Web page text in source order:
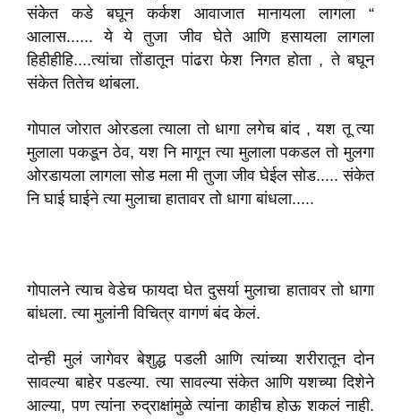
संकेत कडे बघून कर्कश आवाजात मानायला लागला “
आलास...... ये ये तुजा जीव घेते आणि हसायला लागला
हिहीहीहि....त्यांचा तोंडातून पांढरा फेश निगत होता , ते बघून
संकेत तितेच थांबला.
गोपाल जोरात ओरडला त्याला तो धागा लगेच बांद , यश तू त्या
मुलाला पकडून ठेव, यश नि मागून त्या मुलाला पकडल तो मुलगा
ओरडायला लागला सोड मला मी तुजा जीव घेईल सोड..... संकेत
नि घाई घाईने त्या मुलाचा हातावर तो धागा बांधला.....
गोपालने त्याच वेडेच फायदा घेत दुसर्या मुलाचा हातावर तो धागा
बांधला. त्या मुलांनी विचित्र वागणं बंद केलं.
दोन्ही मुलं जागेवर बेशुद्ध पडली आणि त्यांच्या शरीरातून दोन
सावल्या बाहेर पडल्या. त्या सावल्या संकेत आणि यशच्या दिशेने
आल्या, पण त्यांना रुद्राक्षांमुळे त्यांना काहीच होऊ शकलं नाही.